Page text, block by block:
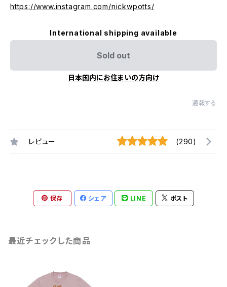
https://www.instagram.com/nickwpotts/
International shipping available
Sold out
日本国内にお住まいの方向け
通報する
レビュー (290)
保存 シェア LINE ポスト
最近チェックした商品